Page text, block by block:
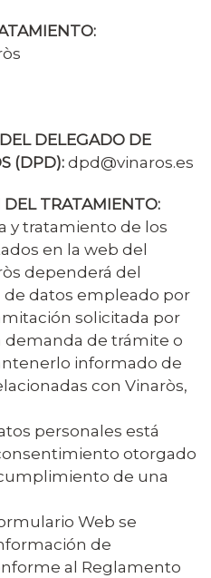
DELEGADO DE
(DPD):dpd@vinaros.es
TRATAMIENTO:
y tratamiento de los
en la web del
dependerá del
datos empleado por
solicitada por
demanda de trámite o
informado de
con Vinaròs,
personales está
otorgado
de una
Web se
de
al Reglamento